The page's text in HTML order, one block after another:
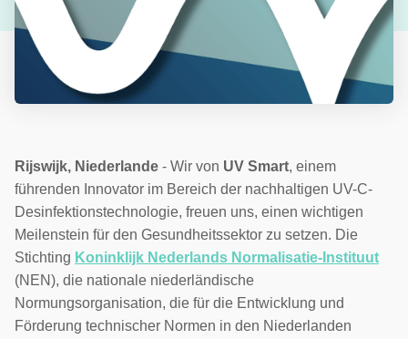
Rijswijk, Niederlande - Wir von UV Smart, einem
führenden Innovator im Bereich der nachhaltigen UV-C-
Desinfektionstechnologie, freuen uns, einen wichtigen
Meilenstein für den Gesundheitssektor zu setzen. Die
Stichting Koninklijk Nederlands Normalisatie-Instituut
(NEN), die nationale niederländische
Normungsorganisation, die für die Entwicklung und
Förderung technischer Normen in den Niederlanden